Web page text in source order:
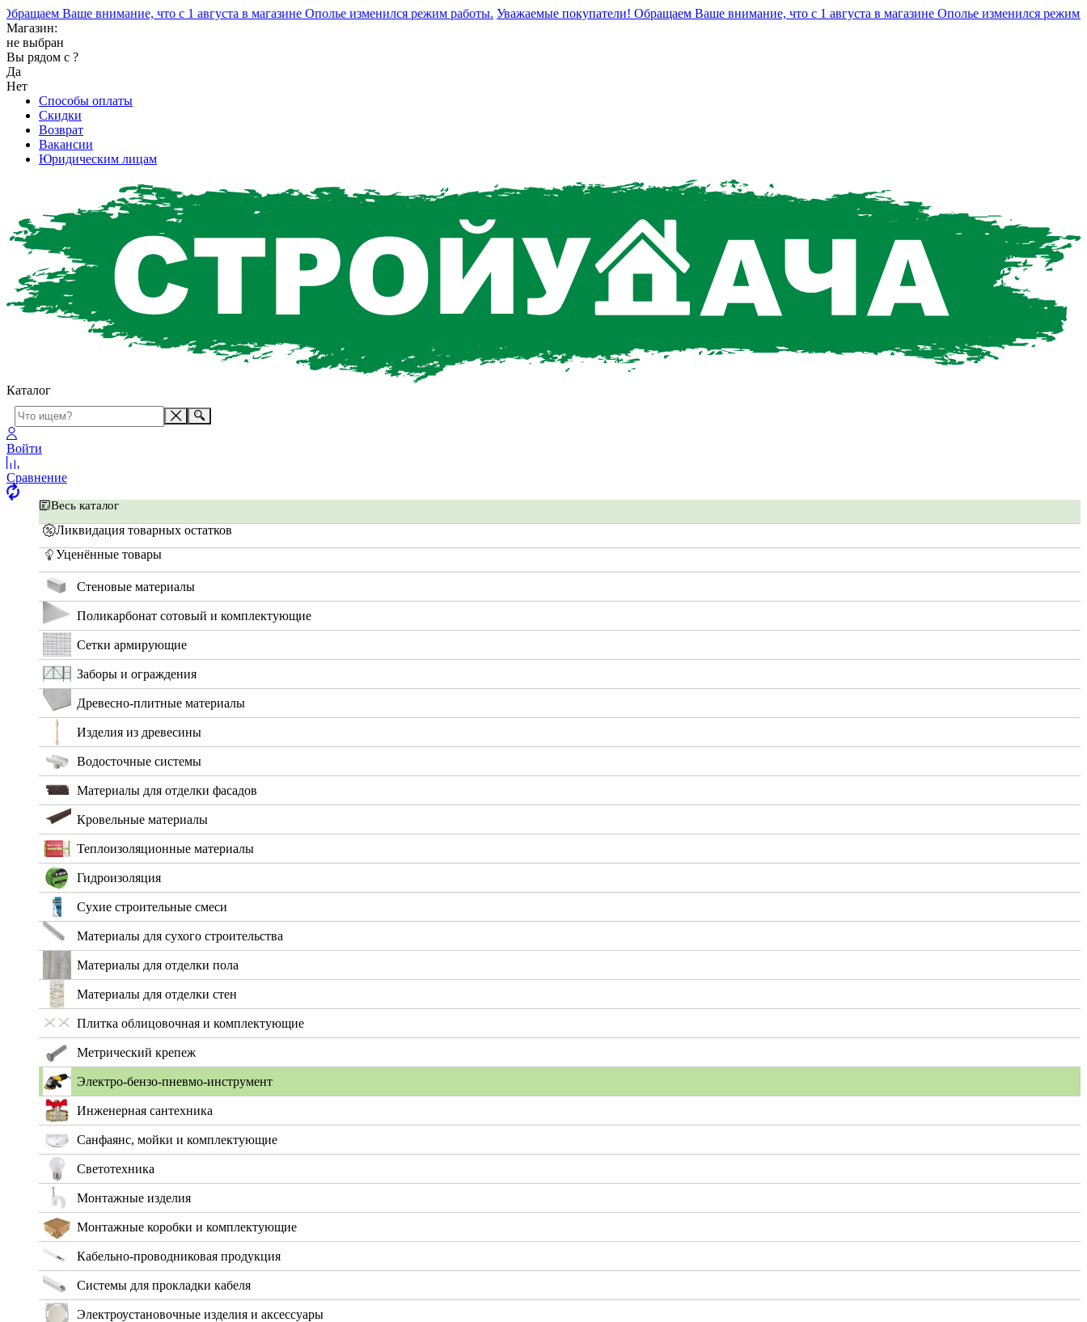
Ваше внимание, что с 1 августа в магазине Ополье изменился режим работы. Уважаемые покупатели! Обращаем Ваше внимание, что с 1 августа в магазине Ополье изменился режим
Магазин:
не выбран
Вы рядом с ?
Да
Нет
Способы оплаты
Скидки
Возврат
Вакансии
Юридическим лицам
Каталог
Войти
Сравнение
Весь каталог
Ликвидация товарных остатков
Уценённые товары
Стеновые материалы
Поликарбонат сотовый и комплектующие
Сетки армирующие
Заборы и ограждения
Древесно-плитные материалы
Изделия из древесины
Водосточные системы
Материалы для отделки фасадов
Кровельные материалы
Теплоизоляционные материалы
Гидроизоляция
Сухие строительные смеси
Материалы для сухого строительства
Материалы для отделки пола
Материалы для отделки стен
Плитка облицовочная и комплектующие
Метрический крепеж
Электро-бензо-пневмо-инструмент
Инженерная сантехника
Санфаянс, мойки и комплектующие
Светотехника
Монтажные изделия
Монтажные коробки и комплектующие
Кабельно-проводниковая продукция
Системы для прокладки кабеля
Электроустановочные изделия и аксессуары